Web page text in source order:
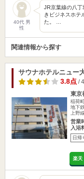
40代 男
性
JR京葉線の八丁
きビジネスホテ
た。 …
関連情報から探す
サウナホテルニュー
3.8点 /
東京
稲荷
地下
上野
営業
入浴
日帰
楽天